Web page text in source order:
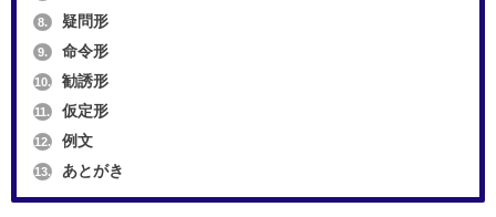
8. 疑問形
9. 命令形
10. 勧誘形
11. 仮定形
12. 例文
13. あとがき